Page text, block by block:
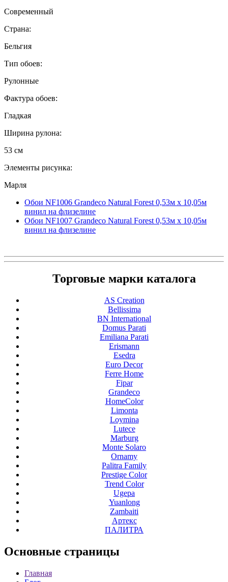
Современный
Страна:
Бельгия
Тип обоев:
Рулонные
Фактура обоев:
Гладкая
Ширина рулона:
53 см
Элементы рисунка:
Марля
Обои NF1006 Grandeco Natural Forest 0,53м x 10,05м
винил на флизелине
Обои NF1007 Grandeco Natural Forest 0,53м x 10,05м
винил на флизелине
Торговые марки каталога
AS Creation
Bellissima
BN International
Domus Parati
Emiliana Parati
Erismann
Esedra
Euro Decor
Ferre Home
Fipar
Grandeco
HomeColor
Limonta
Loymina
Lutece
Marburg
Monte Solaro
Ornamy
Palitra Family
Prestige Color
Trend Color
Ugepa
Yuanlong
Zambaiti
Артекс
ПАЛИТРА
Основные страницы
Главная